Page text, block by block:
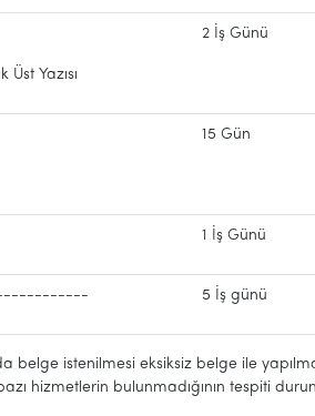
Üst Yazısı
2 İş Günü
15 Gün
1 İş Günü
5 İş günü
istenilmesi eksiksiz belge ile
hizmetlerin bulunmadığının tespiti